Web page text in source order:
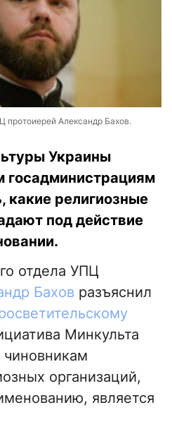
протоиерей Александр Бахов.
Украины
госадминистрациям
какие религиозные
под действие
отдела УПЦ
Бахов разъяснил
Минкульта
организаций,
является